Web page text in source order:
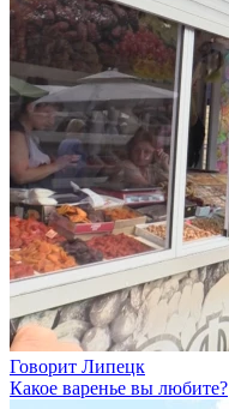
Говорит Липецк
Какое варенье вы любите?